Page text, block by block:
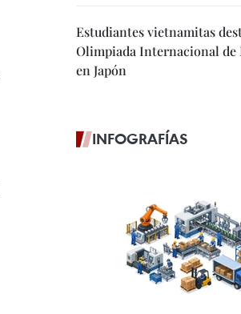
Estudiantes vietnamitas
Olimpiada Internacional de
en Japón
INFOGRAFÍAS